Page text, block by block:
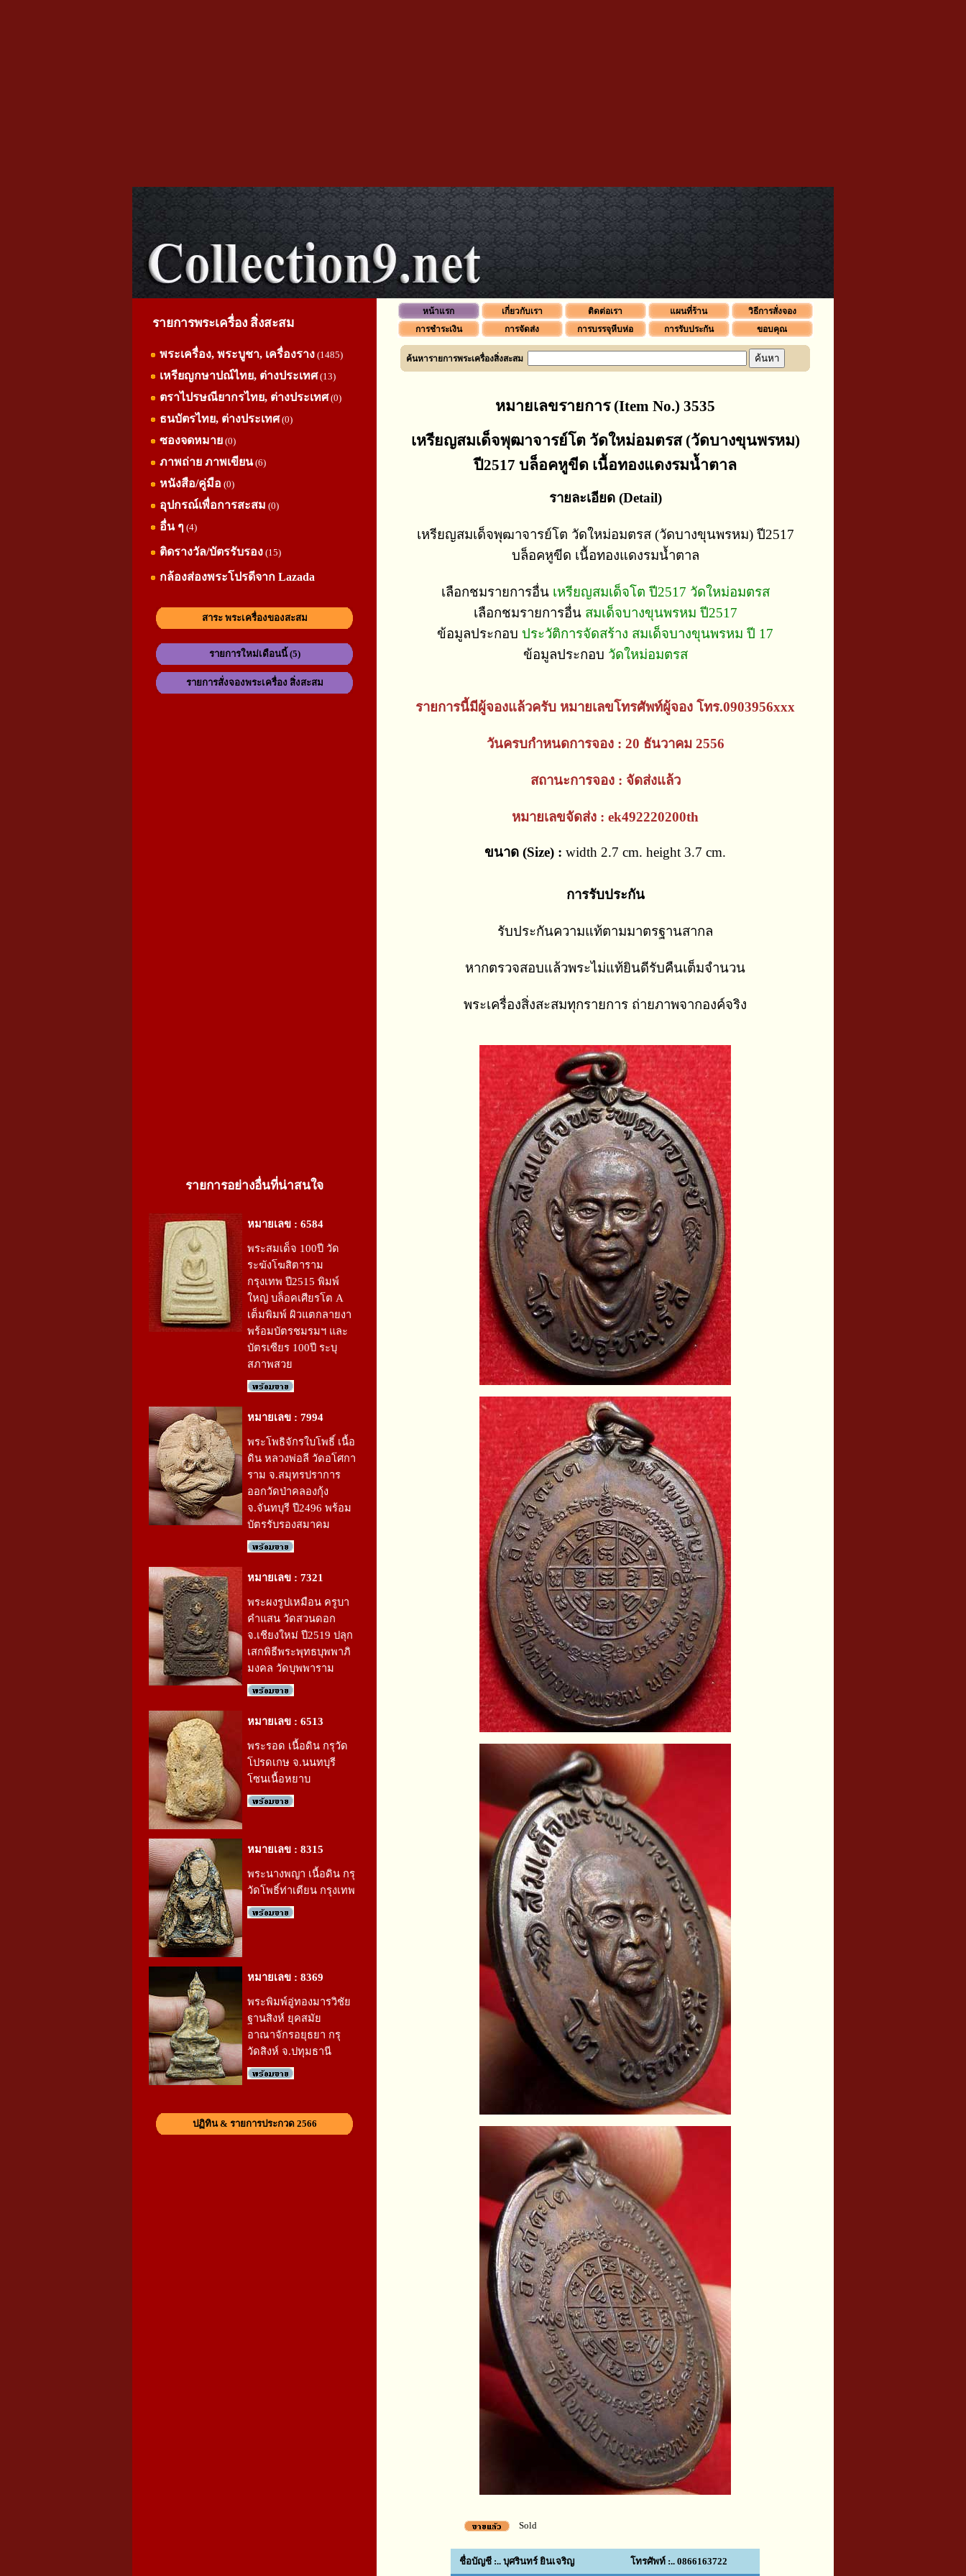
รายการพระเครื่อง สิ่งสะสม
พระเครื่อง, พระบูชา, เครื่องราง (1485)
เหรียญกษาปณ์ไทย, ต่างประเทศ(13)
ตราไปรษณียากรไทย, ต่างประเทศ(0)
ธนบัตรไทย, ต่างประเทศ(0)
ซองจดหมาย (0)
ภาพถ่าย ภาพเขียน(6)
หนังสือ/คู่มือ (0)
อุปกรณ์เพื่อการสะสม (0)
อื่น ๆ (4)
ติดรางวัล/บัตรรับรอง (15)
กล้องส่องพระโปรดีจาก Lazada
สาระ พระเครื่องของสะสม
รายการใหม่เดือนนี้ (5)
รายการสั่งจองพระเครื่อง สิ่งสะสม
รายการอย่างอื่นที่น่าสนใจ
หมายเลข : 6584
พระสมเด็จ 100ปี วัด
ระฆังโฆสิตาราม
กรุงเทพ ปี2515 พิมพ์
ใหญ่ บล็อคเศียรโต A
เต็มพิมพ์ ผิวแตกลายงา
พร้อมบัตรชมรมฯ และ
บัตรเซียร 100ปี ระบุ
สภาพสวย
หมายเลข : 7994
พระโพธิจักรใบโพธิ์ เนื้อ
ดิน หลวงพ่อลี วัดอโศกา
ราม จ.สมุทรปราการ
ออกวัดป่าคลองกุ้ง
จ.จันทบุรี ปี2496 พร้อม
บัตรรับรองสมาคม
หมายเลข : 7321
พระผงรูปเหมือน ครูบา
คำแสน วัดสวนดอก
จ.เชียงใหม่ ปี2519 ปลุก
เสกพิธีพระพุทธบุพพาภิ
มงคล วัดบุพพาราม
หมายเลข : 6513
พระรอด เนื้อดิน กรุวัด
โปรดเกษ จ.นนทบุรี
โซนเนื้อหยาบ
หมายเลข : 8315
พระนางพญา เนื้อดิน กรุ
วัดโพธิ์ท่าเตียน กรุงเทพ
หมายเลข : 8369
พระพิมพ์อู่ทองมารวิชัย
ฐานสิงห์ ยุคสมัย
อาณาจักรอยุธยา กรุ
วัดสิงห์ จ.ปทุมธานี
ปฏิทิน & รายการประกวด 2566
หน้าแรก เกี่ยวกับเรา ติดต่อเรา แผนที่ร้าน
วิธีการสั่งจอง
การชำระเงิน
การจัดส่ง การบรรจุหีบห่อ การรับประกัน ขอบคุณ
ค้นหารายการพระเครื่องสิ่งสะสม
หมายเลขรายการ (Item No.) 3535
เหรียญสมเด็จพุฒาจารย์โต วัดใหม่อมตรส (วัดบางขุนพรหม)
ปี2517 บล็อคหูขีด เนื้อทองแดงรมน้ำตาล
รายละเอียด (Detail)
เหรียญสมเด็จพุฒาจารย์โต วัดใหม่อมตรส (วัดบางขุนพรหม) ปี2517
บล็อคหูขีด เนื้อทองแดงรมน้ำตาล
เลือกชมรายการอื่น เหรียญสมเด็จโต ปี2517 วัดใหม่อมตรส
เลือกชมรายการอื่น สมเด็จบางขุนพรหม ปี2517
ข้อมูลประกอบ ประวัติการจัดสร้าง สมเด็จบางขุนพรหม ปี 17
ข้อมูลประกอบ วัดใหม่อมตรส
รายการนี้มีผู้จองแล้วครับ หมายเลขโทรศัพท์ผู้จอง โทร.0903956xxx
วันครบกำหนดการจอง : 20 ธันวาคม 2556
สถานะการจอง : จัดส่งแล้ว
หมายเลขจัดส่ง : ek492220200th
ขนาด (Size) : width 2.7 cm. height 3.7 cm.
การรับประกัน
รับประกันความแท้ตามมาตรฐานสากล
หากตรวจสอบแล้วพระไม่แท้ยินดีรับคืนเต็มจำนวน
พระเครื่องสิ่งสะสมทุกรายการ ถ่ายภาพจากองค์จริง
Sold
ชื่อบัญชี :.. บุศรินทร์ ยินเจริญ โทรศัพท์ :.. 0866163722